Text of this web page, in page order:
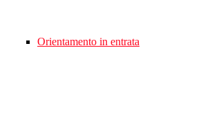
Orientamento in entrata